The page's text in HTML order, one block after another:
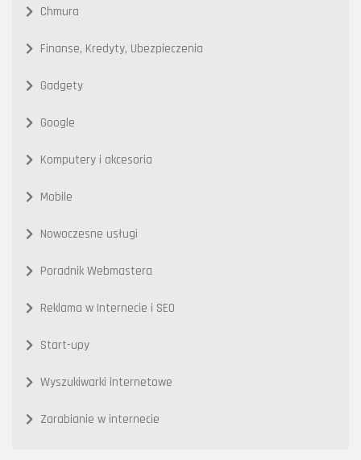
Chmura
Finanse, Kredyty, Ubezpieczenia
Gadgety
Google
Komputery i akcesoria
Mobile
Nowoczesne usługi
Poradnik Webmastera
Reklama w Internecie i SEO
Start-upy
Wyszukiwarki internetowe
Zarabianie w internecie